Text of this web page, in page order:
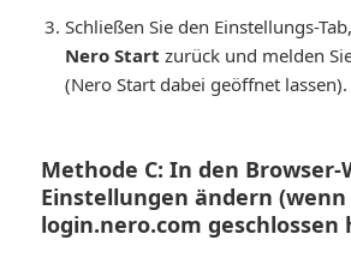
Schließen Sie den Einstellungs-
Nero Start zurück und melden
(Nero Start dabei geöffnet lassen).
Methode C: In den Browser-
Einstellungen ändern (wenn
login.nero.com geschlossen